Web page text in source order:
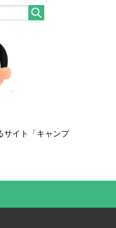
サイト「キャンプ